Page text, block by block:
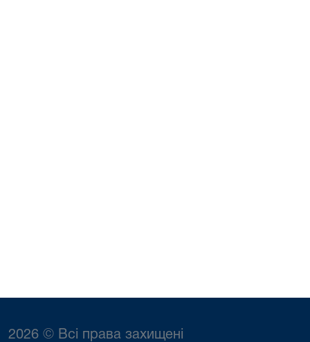
2026 © Всі права захищені